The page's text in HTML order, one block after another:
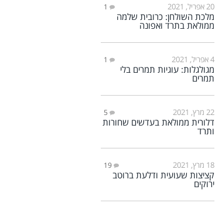
20 אפריל, 2021 1
מלכת השולחן: כרובית שלמה
ממולאת בתרד ואפונה
4 אפריל, 2021 1
מגולגלות: עוגיות תמרים בלי
תמרים
22 מרץ, 2021 5
דלורית ממולאת בעדשים שחורות
ותרד
18 מרץ, 2021 19
קציצות שעועית ודלעת ברוטב
ירוקים